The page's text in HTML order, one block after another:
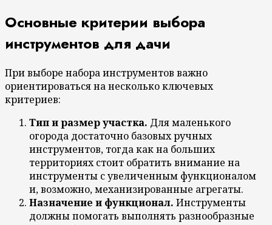
Основные критерии выбора
инструментов для дачи
При выборе набора инструментов важно
ориентироваться на несколько ключевых
критериев:
Тип и размер участка. Для маленького
огорода достаточно базовых ручных
инструментов, тогда как на больших
территориях стоит обратить внимание на
инструменты с увеличенным функционалом
и, возможно, механизированные агрегаты.
Назначение и функционал. Инструменты
должны помогать выполнять разнообразные